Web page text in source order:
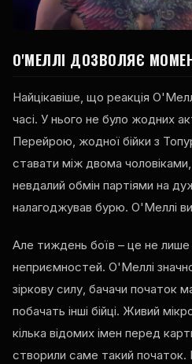
О'МЕЛЛІ ДОЗВОЛЯЄ
Найцікавіше, що реакція
часі. У нього не було жодних
Перейрою, жодної бійки з
ставати між двома
невдалий обмін партіями на
налагоджував бурю. О'Меллі
Але тиждень боїв – це не лише
неприємностей. О'Меллі
зіркову силу, бачачи початок
побачать інші бійці. Живий
кілька відомих імен перед
створили саме такий початок.